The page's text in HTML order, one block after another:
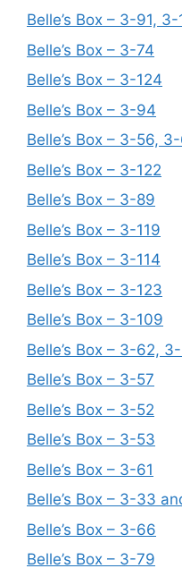
Belle’s Box – 3-91,
Belle’s Box – 3-74
Belle’s Box – 3-124
Belle’s Box – 3-94
Belle’s Box – 3-56,
Belle’s Box – 3-122
Belle’s Box – 3-89
Belle’s Box – 3-119
Belle’s Box – 3-114
Belle’s Box – 3-123
Belle’s Box – 3-109
Belle’s Box – 3-62,
Belle’s Box – 3-57
Belle’s Box – 3-52
Belle’s Box – 3-53
Belle’s Box – 3-61
Belle’s Box – 3-33
Belle’s Box – 3-66
Belle’s Box – 3-79